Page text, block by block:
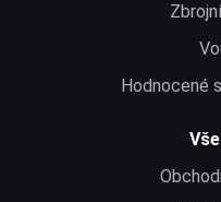
Hodnocené